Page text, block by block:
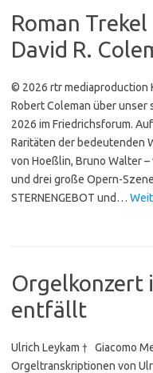
Roman
David R.
© 2026 rtr mediaproduction
Robert Coleman über unser
2026 im Friedrichsforum.
Raritäten der bedeutenden
von Hoeßlin, Bruno Walter
und drei große Opern-
STER­NEN­GEBOT und…
Orgelkonzert
entfällt
Ulrich Leykam † Giacomo
Orgeltranskriptionen von